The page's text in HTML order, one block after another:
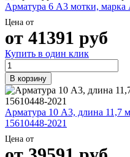
Арматура 6 А3 мотки, марка
Цена от
от 41391 руб
Купить в один клик
В корзину
Арматура 10 А3, длина 11,7
15610448-2021
Цена от